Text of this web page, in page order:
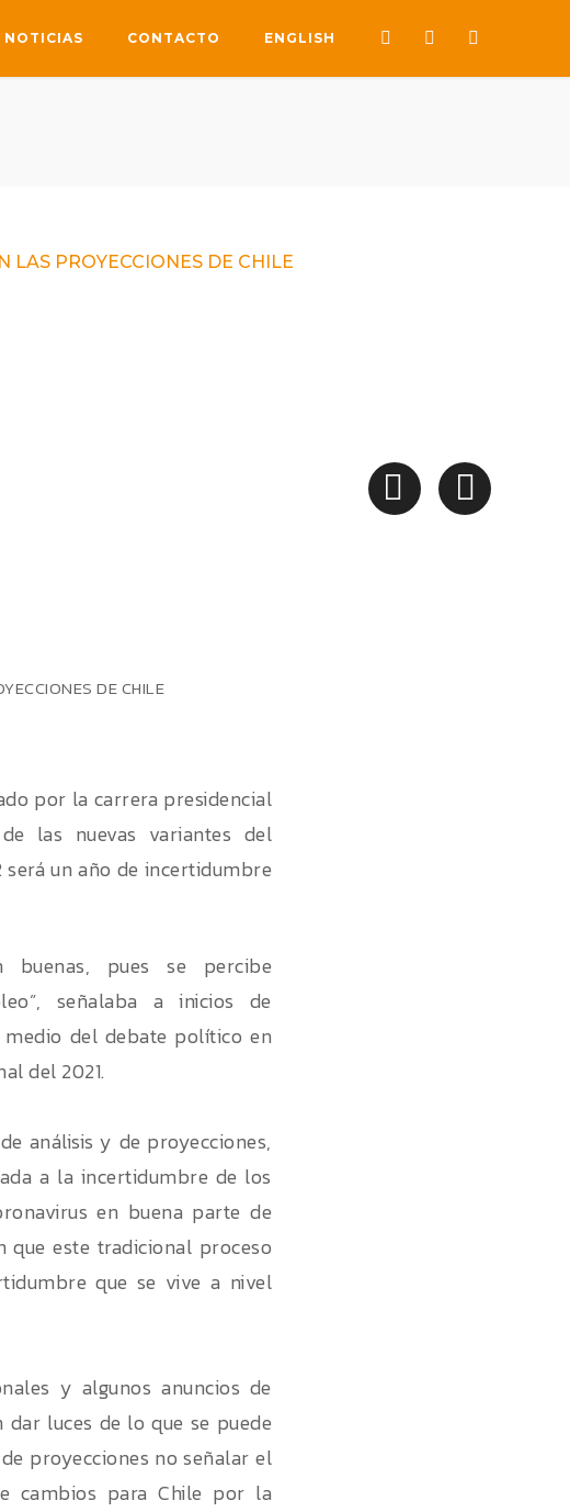
NOTICIAS CONTACTO ENGLISH
LAS PROYECCIONES DE CHILE
por la carrera presidencial
las nuevas variantes del
será un año de incertidumbre
buenas, pues se percibe
señalaba a inicios de
del debate político en
del 2021.
análisis y de proyecciones,
a la incertidumbre de los
en buena parte de
que este tradicional proceso
que se vive a nivel
y algunos anuncios de
luces de lo que se puede
proyecciones no señalar el
cambios para Chile por la